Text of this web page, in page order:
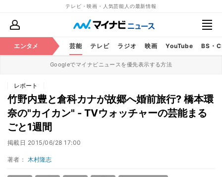
テレビ・映画・人気芸能人の最新情報
エンタメ 芸能 テレビ ラジオ 映画 YouTube BS・
Googleでマイナビニュースを優先表示する方法
レポート
竹野内豊と倉科カナが故郷へ婚前旅行? 橋本環
奈の"カイカン" - TVウォッチャーの芸能まる
ごと1週間
掲載日 2015/06/28 17:00
著者： 木村隆志